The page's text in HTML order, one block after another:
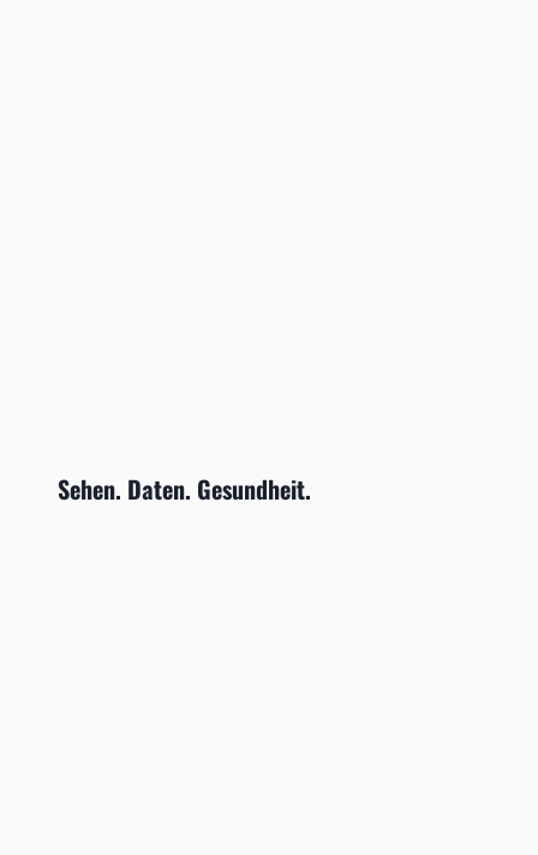
Sehen. Daten. Gesundheit.